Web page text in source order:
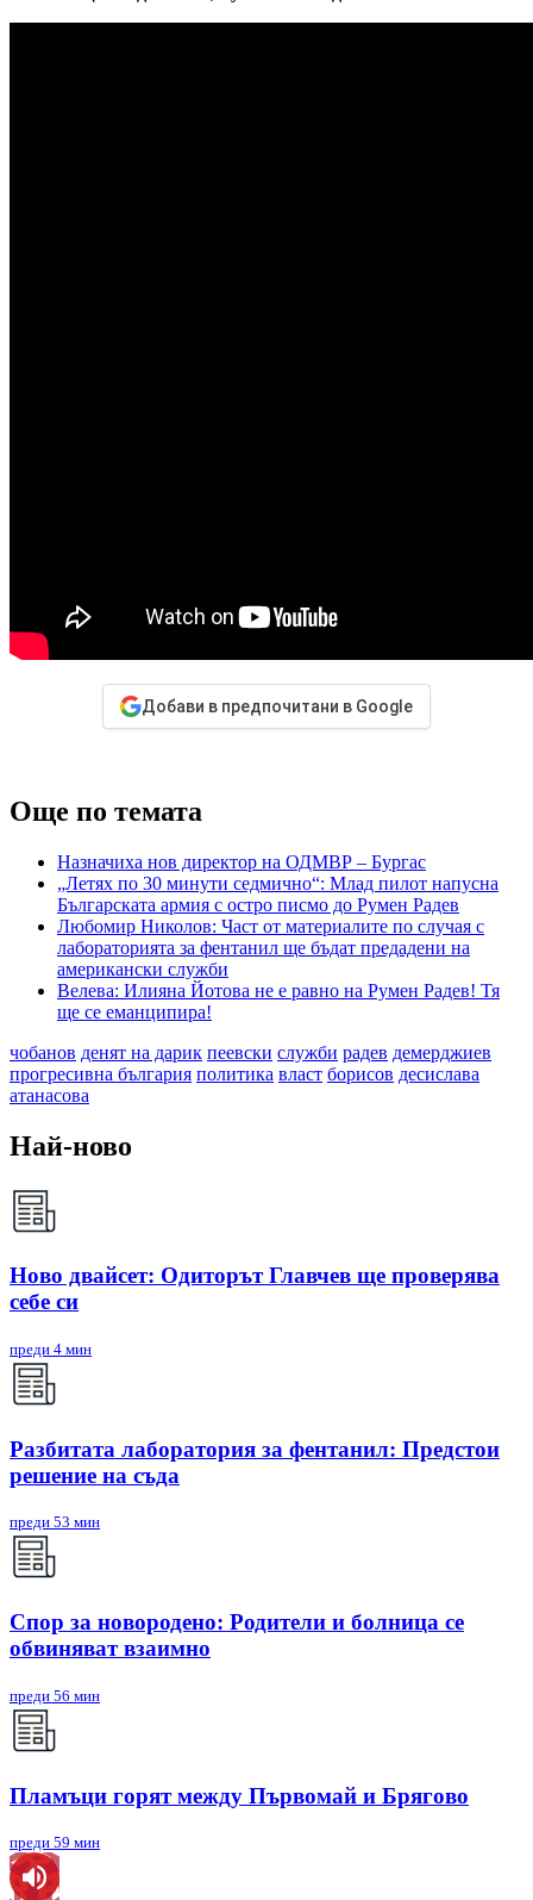
Добави в предпочитани в Google
Още по темата
Назначиха нов директор на ОДМВР – Бургас
„Летях по 30 минути седмично“: Млад пилот напусна
Българската армия с остро писмо до Румен Радев
Любомир Николов: Част от материалите по случая с
лабораторията за фентанил ще бъдат предадени на
американски служби
Велева: Илияна Йотова не е равно на Румен Радев! Тя
ще се еманципира!
чобанов денят на дарик пеевски служби радев демерджиев
прогресивна българия политика власт борисов десислава
атанасова
Най-ново
Ново двайсет: Одиторът Главчев ще проверява
себе си
преди 4 мин
Разбитата лаборатория за фентанил: Предстои
решение на съда
преди 53 мин
Спор за новородено: Родители и болница се
обвиняват взаимно
преди 56 мин
Пламъци горят между Първомай и Брягово
преди 59 мин